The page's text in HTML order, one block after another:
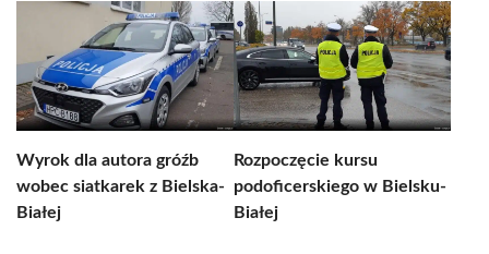
Wyrok dla autora gróźb
wobec siatkarek z Bielska-
Białej
Rozpoczęcie kursu
podoficerskiego w Bielsku-
Białej